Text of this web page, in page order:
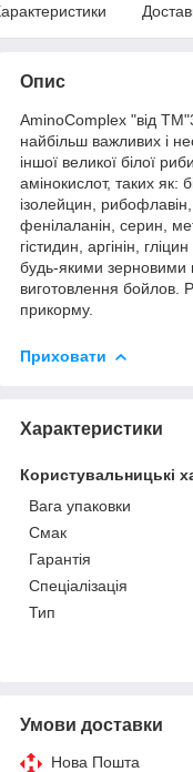
Опис
AminoComplex "від
найбільш важливих і
іншої великої білої
амінокислот, таких як:
ізолейцин, рибофлавін,
фенілаланін, серин,
гістидин, аргінін,
будь-якими
виготовлення бойлов.
прикорму.
Приховати
Характеристики
Користувальницькі
Вага упаковки
Смак
Гарантія
Спеціалізація
Тип
Умови доставки
Нова Пошта